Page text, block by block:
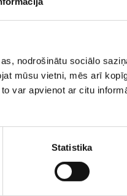
nodrošinātu sociālo
mūsu vietni, mēs arī
var apvienot ar citu
Statistika